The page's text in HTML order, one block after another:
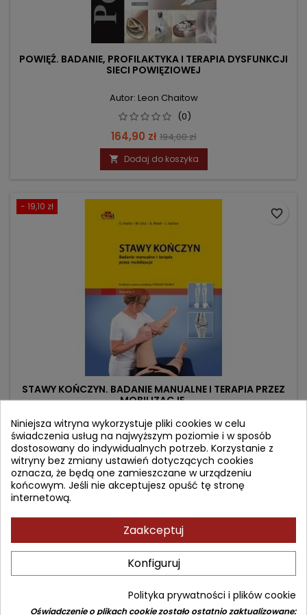
POWIĘŹ. BADANIE, PROFILAKTYKA I TERAPIA DYSFUNKCJI
SIECI POWIĘZIOWEJ
Autor: Leon Chaitow
(0)
Cena
164,90 zł Cena
podstawowa
194,00 zł
 Dodaj do koszyka
- 19,10 zł
STAWY KOŃCZYN. BADANIE MANUALNE I TERAPIA PRZEZ
MOBILIZACJE.
Autor: red. wyd. pol. Edward Saulicz
(0)
Cena
109,90 złCena
podstawowa
129,00 zł
 Dodaj do koszyka
favorite_border
favorite_border
Niniejsza witryna wykorzystuje pliki cookies w celu
świadczenia usług na najwyższym poziomie i w sposób
dostosowany do indywidualnych potrzeb. Korzystanie z
witryny bez zmiany ustawień dotyczących cookies
oznacza, że będą one zamieszczane w urządzeniu
końcowym. Jeśli nie akceptujesz opuść tę stronę
internetową.
Zaakceptuj
Konfiguruj
Polityka prywatności i plików cookie
Oświadczenie o plikach cookie zostało ostatnio zaktualizowane: